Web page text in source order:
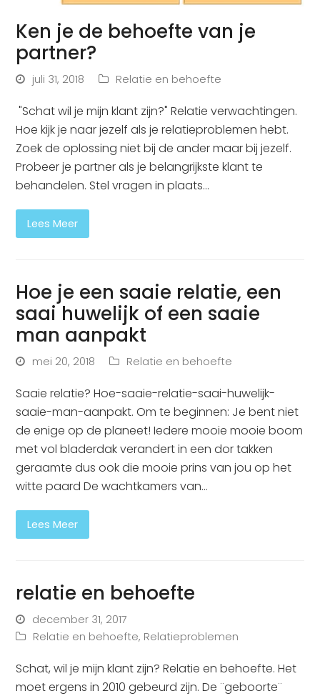
Ken je de behoefte van je
partner?
juli 31, 2018 Relatie en behoefte
"Schat wil je mijn klant zijn?" Relatie verwachtingen.
Hoe kijk je naar jezelf als je relatieproblemen hebt.
Zoek de oplossing niet bij de ander maar bij jezelf.
Probeer je partner als je belangrijkste klant te
behandelen. Stel vragen in plaats…
Lees Meer
Hoe je een saaie relatie, een
saai huwelijk of een saaie
man aanpakt
mei 20, 2018 Relatie en behoefte
Saaie relatie? Hoe-saaie-relatie-saai-huwelijk-
saaie-man-aanpakt. Om te beginnen: Je bent niet
de enige op de planeet! Iedere mooie mooie boom
met vol bladerdak verandert in een dor takken
geraamte dus ook die mooie prins van jou op het
witte paard De wachtkamers van…
Lees Meer
relatie en behoefte
december 31, 2017
Relatie en behoefte, Relatieproblemen
Schat, wil je mijn klant zijn? Relatie en behoefte. Het
moet ergens in 2010 gebeurd zijn. De ¨geboorte¨